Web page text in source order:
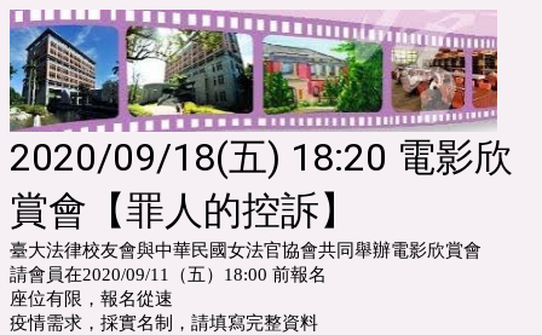
2020/09/18(五) 18:20 電影欣
賞會【罪人的控訴】
臺大法律校友會與中華民國女法官協會共同舉辦電影欣賞會
請會員在2020/09/11（五）18:00 前報名
座位有限，報名從速
疫情需求，採實名制，請填寫完整資料